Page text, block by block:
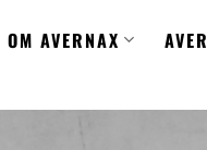
OM AVERNAX